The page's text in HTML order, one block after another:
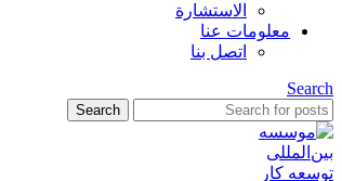
الاستشارة
معلومات عنا
اتصل بنا
Search
Search